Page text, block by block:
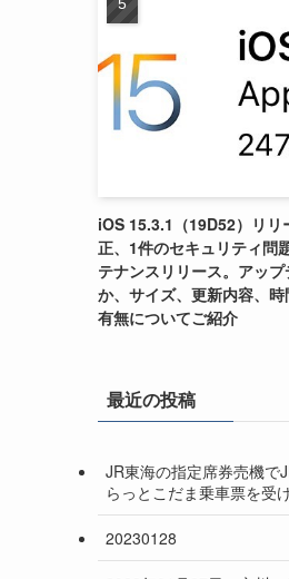
iOS 15.3.1（19D52）リリ
正、1件のセキュリティ問
テナンスリリース。アッ
か、サイズ、更新内容、
有無についてご紹介
最近の投稿
JR東海の指定席券売機で
らっとこだま乗車票を受
20230128